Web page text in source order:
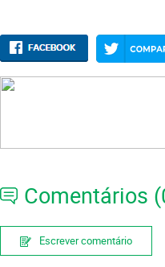
Comentários
Escrever comentário